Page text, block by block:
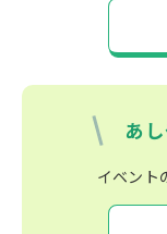
あ
イベント